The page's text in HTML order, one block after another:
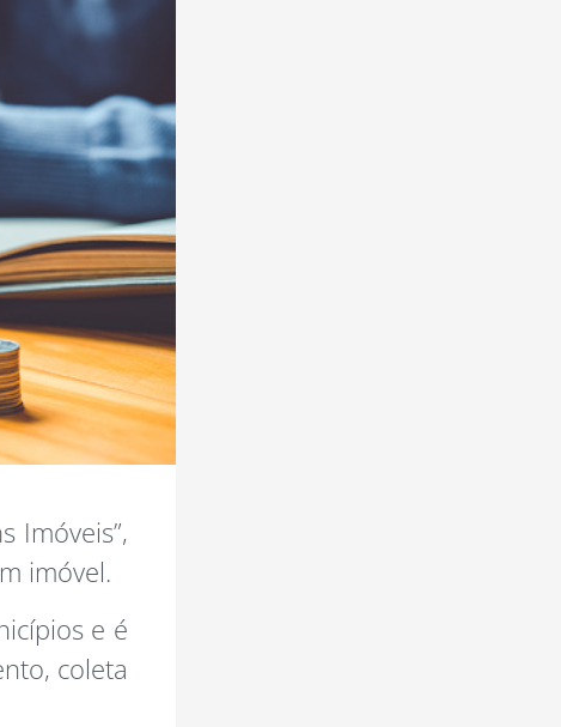
Imóveis”,
imóvel.
e é
coleta